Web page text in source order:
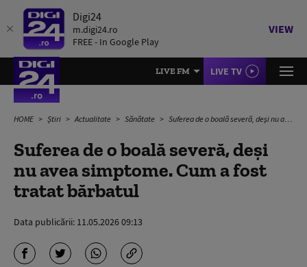
Digi24
m.digi24.ro
FREE - In Google Play
VIEW
LIVE FM LIVE TV
HOME Știri Actualitate Sănătate Suferea de o boală severă, deși nu avea simptome. Cum a fost tratat bărbatul
Suferea de o boală severă, deși
nu avea simptome. Cum a fost
tratat bărbatul
Data publicării: 11.05.2026 09:13